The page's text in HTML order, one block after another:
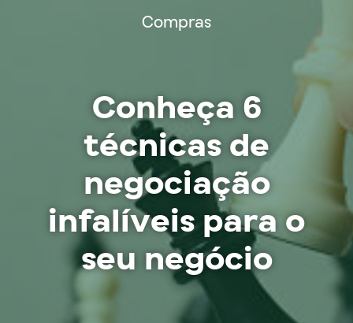
Soluções e Serviços
Compras
Conheça 6
técnicas de
negociação
infalíveis para o
seu negócio